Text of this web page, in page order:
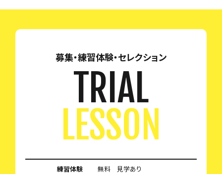
募集・練習体験・セレクション
TRIAL
LESSON
練習体験 無料 見学あり